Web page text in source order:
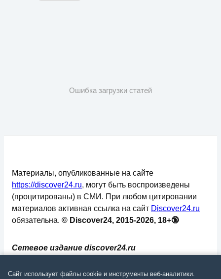
Ошибка загрузки статей
Сетевое издание discover24.ru
надзору в сфере связи, информационных
Материалы, опубликованные на сайте
https://discover24.ru, могут быть воспроизведены
(процитированы) в СМИ. При любом цитировании
материалов активная ссылка на сайт Discover24.ru
обязательна. © Discover24, 2015-2026, 18+🔞
Сайт использует файлы cookie и инструменты веб-аналитики.